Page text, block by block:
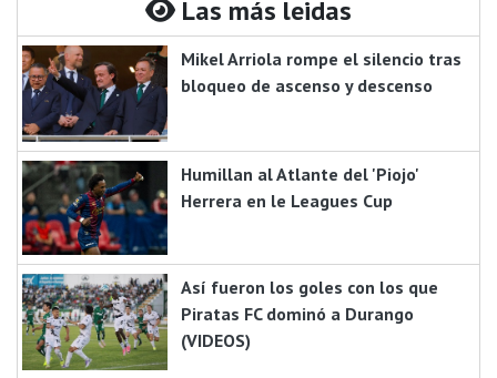
Las más leidas
Mikel Arriola rompe el silencio tras
bloqueo de ascenso y descenso
Humillan al Atlante del 'Piojo'
Herrera en le Leagues Cup
Así fueron los goles con los que
Piratas FC dominó a Durango
(VIDEOS)